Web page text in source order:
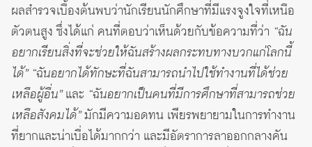
ผลสำรวจเบื้องต้นพบว่านักเรียนนักศึกษาที่มีแรงจูงใจที่เหนือ
ตัวตนสูง ซึ่งได้แก่ คนที่ตอบว่าเห็นด้วยกับข้อความที่ว่า “ฉัน
อยากเรียนสิ่งที่จะช่วยให้ฉันสร้างผลกระทบทางบวกแก่โลกนี้
ได้” “ฉันอยากได้ทักษะที่ฉันสามารถนำไปใช้ทำงานที่ได้ช่วย
เหลือผู้อื่น”และ “ฉันอยากเป็นคนที่มีการศึกษาที่สามารถช่วย
เหลือสังคมได้”มักมีความอดทน เพียรพยายามในการทำงาน
ที่ยากและน่าเบื่อได้มากกว่า และมีอัตราการลาออกกลางคัน